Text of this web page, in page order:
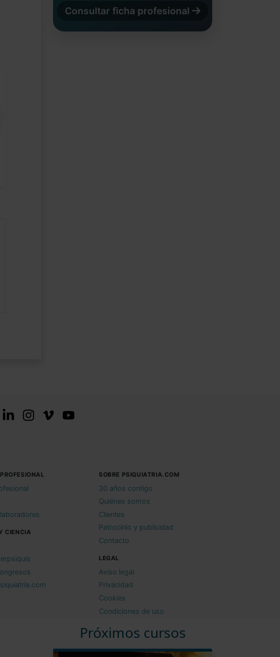
Consultar ficha profesional
Próximos cursos
CIENCIA
SOBRE PSIQUIATRIA.COM
30 años contigo
Quiénes somos
Clientes
Patrocinio y publicidad
Contacto
LEGAL
Aviso legal
Privacidad
Cookies
Condiciones de uso